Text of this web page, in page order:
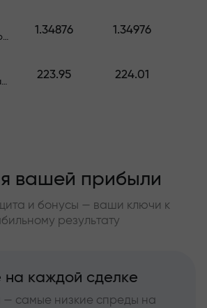
Great Britain Pound vs US Dollar
1.34876 1.34976
NVIDIA Corp Nasdaq Stock Exchange (Nasdaq) USD
223.95 224.01
вашей прибыли
и бонусы — ваши ключи к
результату
на каждой сделке
самые низкие спреды на